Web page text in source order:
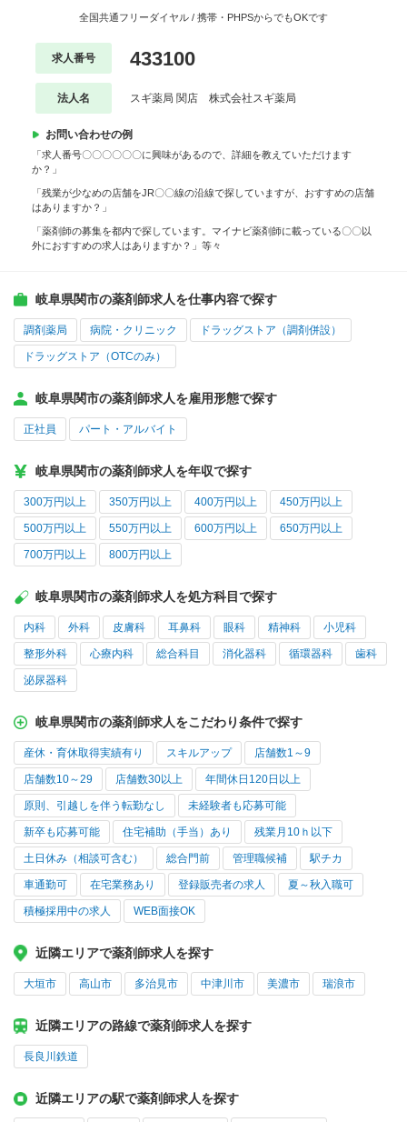
全国共通フリーダイヤル / 携帯・PHPSからでもOKです
求人番号 433100
法人名 スギ薬局 関店 株式会社スギ薬局
お問い合わせの例
「求人番号〇〇〇〇〇〇に興味があるので、詳細を教えていただけます
か？」
「残業が少なめの店舗をJR〇〇線の沿線で探していますが、おすすめの店舗
はありますか？」
「薬剤師の募集を都内で探しています。マイナビ薬剤師に載っている〇〇以
外におすすめの求人はありますか？」等々
岐阜県関市の薬剤師求人を仕事内容で探す
調剤薬局 病院・クリニック ドラッグストア（調剤併設）
ドラッグストア（OTCのみ）
岐阜県関市の薬剤師求人を雇用形態で探す
正社員 パート・アルバイト
岐阜県関市の薬剤師求人を年収で探す
300万円以上 350万円以上 400万円以上 450万円以上
500万円以上 550万円以上 600万円以上 650万円以上
700万円以上 800万円以上
岐阜県関市の薬剤師求人を処方科目で探す
内科 外科 皮膚科 耳鼻科 眼科 精神科 小児科
整形外科 心療内科 総合科目 消化器科 循環器科 歯科
泌尿器科
岐阜県関市の薬剤師求人をこだわり条件で探す
産休・育休取得実績有り スキルアップ 店舗数1～9
店舗数10～29 店舗数30以上 年間休日120日以上
原則、引越しを伴う転勤なし 未経験者も応募可能
新卒も応募可能 住宅補助（手当）あり 残業月10ｈ以下
土日休み（相談可含む） 総合門前 管理職候補 駅チカ
車通勤可 在宅業務あり 登録販売者の求人 夏～秋入職可
積極採用中の求人 WEB面接OK
近隣エリアで薬剤師求人を探す
大垣市 高山市 多治見市 中津川市 美濃市 瑞浪市
近隣エリアの路線で薬剤師求人を探す
長良川鉄道
近隣エリアの駅で薬剤師求人を探す